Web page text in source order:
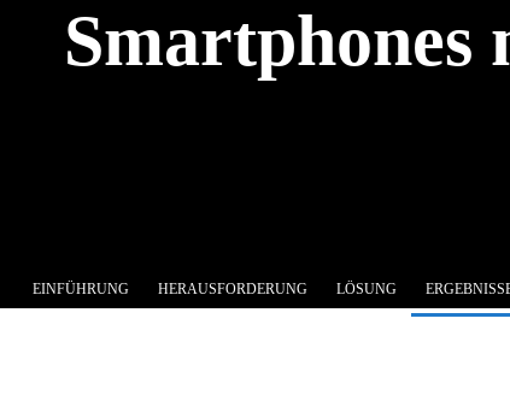
EINFÜHRUNG HERAUSFORDERUNG LÖSUNG